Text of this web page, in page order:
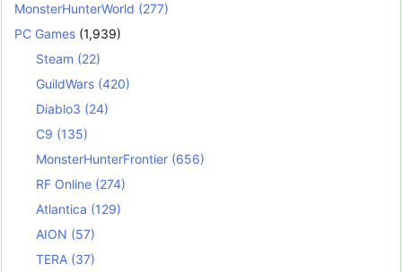
MonsterHunterWorld (277)
PC Games (1,939)
Steam (22)
GuildWars (420)
Diablo3 (24)
C9 (135)
MonsterHunterFrontier (656)
RF Online (274)
Atlantica (129)
AION (57)
TERA (37)